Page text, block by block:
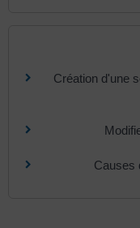
Création d'une
Causes